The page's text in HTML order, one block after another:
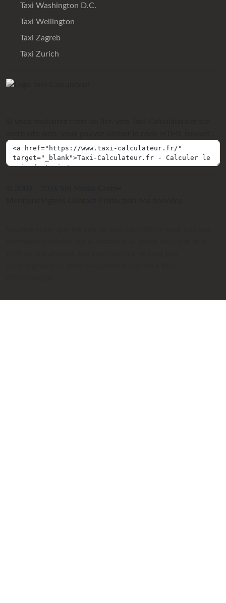
Taxi Washington D.C.
Taxi Wellington
Taxi Zagreb
Taxi Zurich